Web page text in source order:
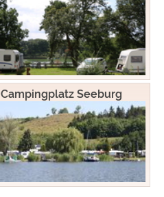
Campingplatz Seeburg